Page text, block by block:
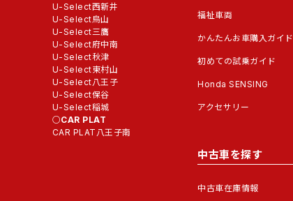
U-Select西新井
U-Select烏山
U-Select三鷹
U-Select府中南
U-Select秋津
U-Select東村山
U-Select八王子
U-Select保谷
U-Select稲城
CAR PLAT
CAR PLAT八王子南
福祉車両
かんたんお車購入ガイド
初めての試乗ガイド
Honda SENSING
アクセサリー
中古車を探す
中古車在庫情報